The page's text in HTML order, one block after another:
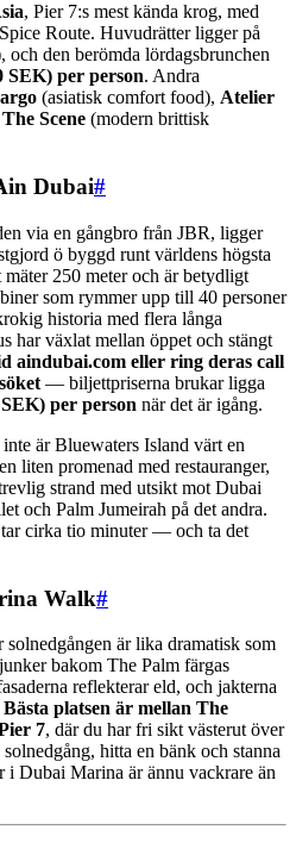
, Pier 7:s mest kända krog, med
Route. Huvudrätter ligger på
, och den berömda lördagsbrunchen
SEK) per person. Andra
(asiatisk comfort food), Atelier
The Scene (modern brittisk
Dubai#
via en gångbro från JBR, ligger
ö byggd runt världens högsta
250 meter och är betydligt
som rymmer upp till 40 personer
historia med flera långa
har växlat mellan öppet och stängt
aindubai.com eller ring deras call
— biljettpriserna brukar ligga
per person när det är igång.
är Bluewaters Island värt en
liten promenad med restauranger,
strand med utsikt mot Dubai
och Palm Jumeirah på det andra.
cirka tio minuter — och ta det
Walk#
är lika dramatisk som
bakom The Palm färgas
reflekterar eld, och jakterna
Bästa platsen är mellan The
7, där du har fri sikt västerut över
hitta en bänk och stanna
Dubai Marina är ännu vackrare än